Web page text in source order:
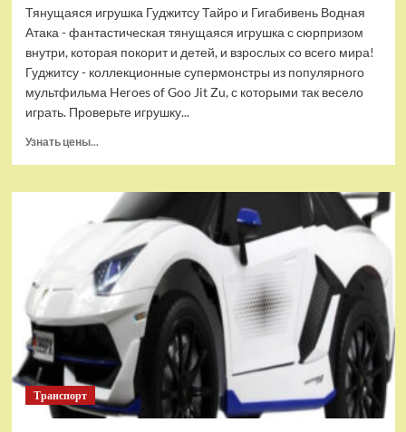
Тянущаяся игрушка Гуджитсу Тайро и Гигабивень Водная
Атака - фантастическая тянущаяся игрушка с сюрпризом
внутри, которая покорит и детей, и взрослых со всего мира!
Гуджитсу - коллекционные супермонстры из популярного
мультфильма Heroes of Goo Jit Zu, с которыми так весело
играть. Проверьте игрушку...
Узнать цены...
Тянущаяся
игрушка
Гуджитсу
и
Гигабивень
Водная
Атака
Транспорт